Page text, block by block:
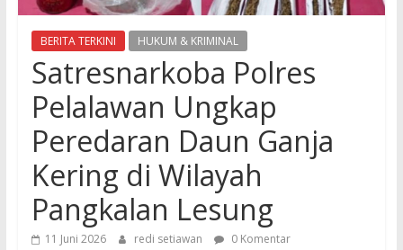
BERITA TERKINI HUKUM & KRIMINAL
Satresnarkoba Polres
Pelalawan Ungkap
Peredaran Daun Ganja
Kering di Wilayah
Pangkalan Lesung
11 Juni 2026 redi setiawan 0 Komentar